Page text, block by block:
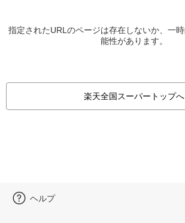
指定されたURLのページは存在しないか、一
能性があります。
楽天全国スーパートップへ
ヘルプ